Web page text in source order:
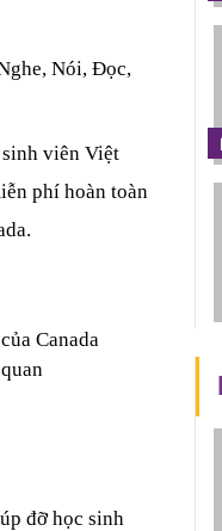
Nói, Đọc,
viên Việt
phí hoàn toàn
Canada
đỡ học sinh